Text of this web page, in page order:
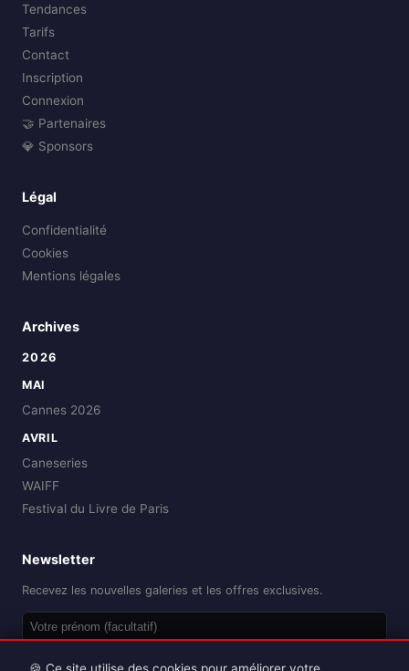
Tendances
Tarifs
Contact
Inscription
Connexion
🤝 Partenaires
💎 Sponsors
Légal
Confidentialité
Cookies
Mentions légales
Archives
2026
MAI
Cannes 2026
AVRIL
Caneseries
WAIFF
Festival du Livre de Paris
Newsletter
Recevez les nouvelles galeries et les offres exclusives.
🍪 Ce site utilise des cookies pour améliorer votre